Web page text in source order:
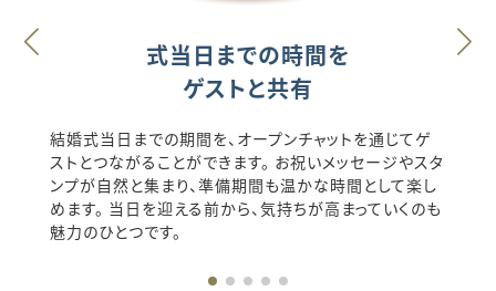
式当日までの時間を
ゲストと共有
結婚式当日までの期間を、オープンチャットを通じてゲ
ストとつながることができます。 お祝いメッセージやスタ
ンプが自然と集まり、準備期間も温かな時間として楽し
めます。 当日を迎える前から、気持ちが高まっていくのも
魅力のひとつです。